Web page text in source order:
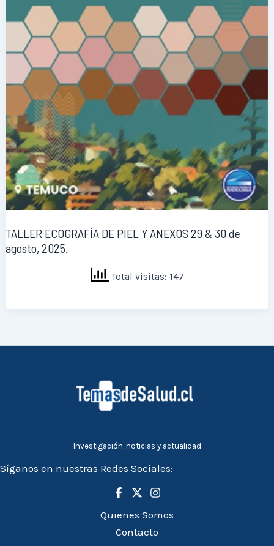
TALLER ECOGRAFÍA DE PIEL Y ANEXOS 29 & 30 de
agosto, 2025.
Total visitas: 147
Investigación, noticias y actualidad
Síganos en nuestras Redes Sociales:
Quienes Somos
Contacto